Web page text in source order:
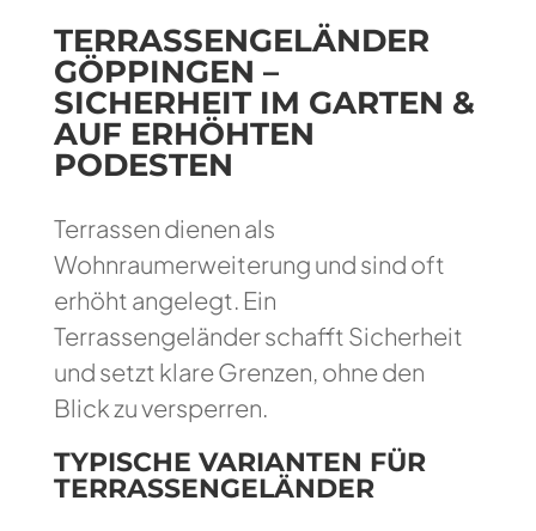
TERRASSENGELÄNDER
GÖPPINGEN –
SICHERHEIT IM GARTEN &
AUF ERHÖHTEN
PODESTEN
Terrassen dienen als
Wohnraumerweiterung und sind oft
erhöht angelegt. Ein
Terrassengeländer schafft Sicherheit
und setzt klare Grenzen, ohne den
Blick zu versperren.
TYPISCHE VARIANTEN FÜR
TERRASSENGELÄNDER